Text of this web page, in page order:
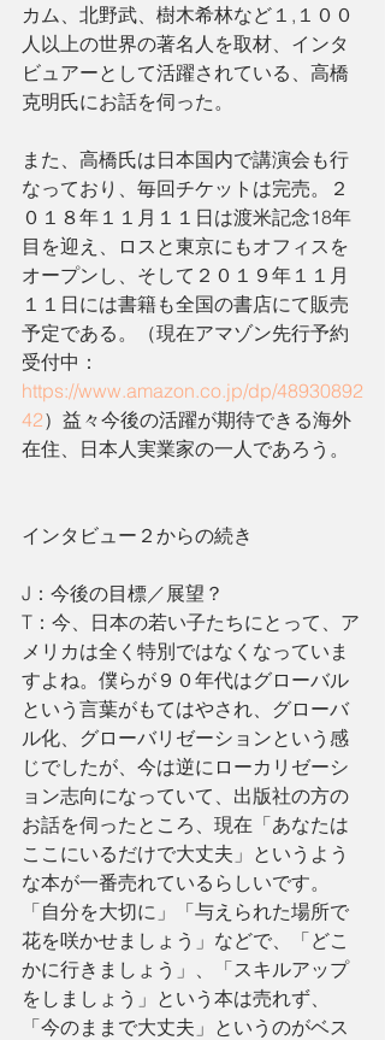
カム、北野武、樹木希林など１,１００
人以上の世界の著名人を取材、インタ
ビュアーとして活躍されている、高橋
克明氏にお話を伺った。
また、高橋氏は日本国内で講演会も行
なっており、毎回チケットは完売。２
０１８年１１月１１日は渡米記念18年
目を迎え、ロスと東京にもオフィスを
オープンし、そして２０１９年１１月
１１日には書籍も全国の書店にて販売
予定である。（現在アマゾン先行予約
受付中：
https://www.amazon.co.jp/dp/48930892
42）益々今後の活躍が期待できる海外
在住、日本人実業家の一人であろう。
インタビュー２からの続き
J：今後の目標／展望？
T：今、日本の若い子たちにとって、ア
メリカは全く特別ではなくなっていま
すよね。僕らが９０年代はグローバル
という言葉がもてはやされ、グローバ
ル化、グローバリゼーションという感
じでしたが、今は逆にローカリゼーシ
ョン志向になっていて、出版社の方の
お話を伺ったところ、現在「あなたは
ここにいるだけで大丈夫」というよう
な本が一番売れているらしいです。
「自分を大切に」「与えられた場所で
花を咲かせましょう」などで、「どこ
かに行きましょう」、「スキルアップ
をしましょう」という本は売れず、
「今のままで大丈夫」というのがベス